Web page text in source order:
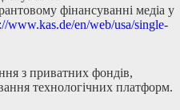
фінансуванні медіа у
www.kas.de/en/web/usa/single-
з приватних фондів,
технологічних платформ.